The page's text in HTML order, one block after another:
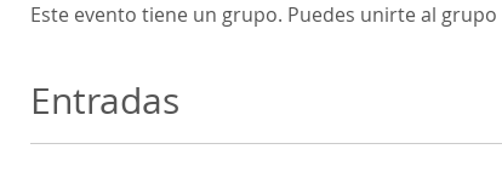
Este evento tiene un grupo. Puedes unirte al
Entradas